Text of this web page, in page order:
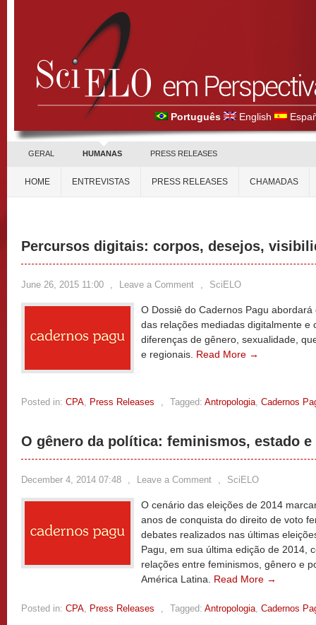
Português English
GERAL HUMANAS PRESS RELEASES
HOME ENTREVISTAS PRESS RELEASES CHAMADAS
Percursos digitais: corpos, desejos,
June 26, 2015 11:00 , Leave a Comment , SciELO
O Dossiê do Cadernos Pagu
das relações mediadas digitalmente e
diferenças de gênero, sexualidade,
e regionais. Read More →
Posted in: CPA, Press Releases , Tagged: Antropologia, Cadernos
O gênero da política: feminismos, estado e
December 4, 2014 07:48 , Leave a Comment , SciELO
O cenário das eleições de 2014
anos de conquista do direito de voto
debates realizados nas últimas
Pagu, em sua última edição de 2014,
relações entre feminismos, gênero e
América Latina. Read More →
Posted in: CPA, Press Releases , Tagged: Antropologia, Cadernos